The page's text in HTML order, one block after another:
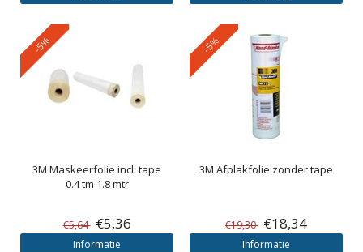
-5%
3M Maskeerfolie incl. tape
0.4 tm 1.8 mtr
€5,64 €5,36
Informatie
-5%
3M Afplakfolie zonder tape
€19,30 €18,34
Informatie